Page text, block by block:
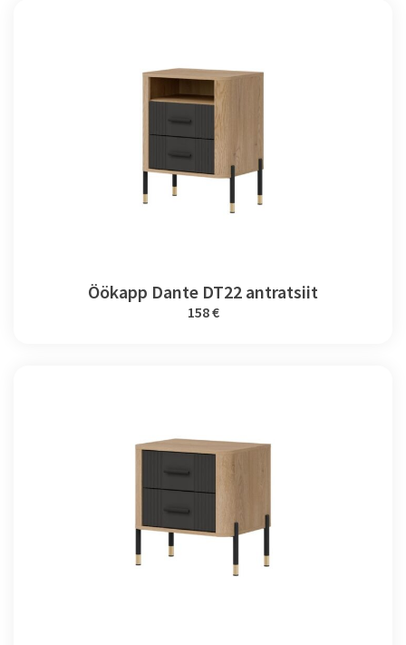
Öökapp Dante DT22 antratsiit
158 €